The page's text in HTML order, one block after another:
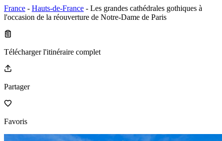
France - Hauts-de-France - Les grandes cathédrales gothiques à
l'occasion de la réouverture de Notre-Dame de Paris
Télécharger l'itinéraire complet
Partager
Favoris